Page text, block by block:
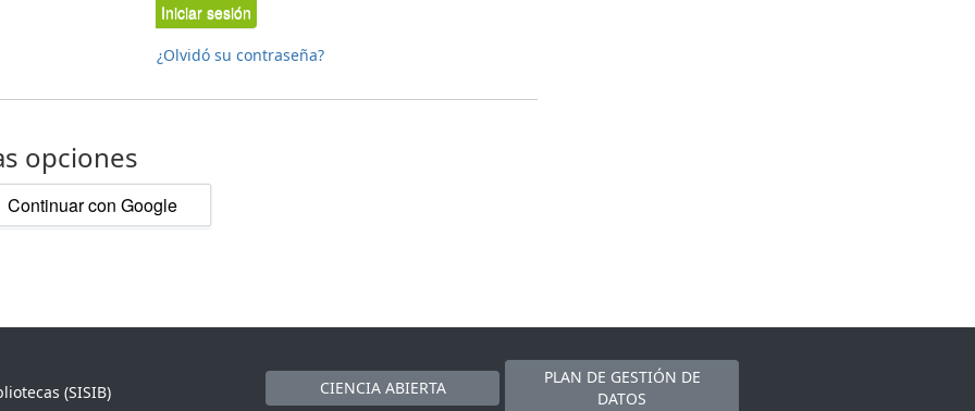
Iniciar sesión
¿Olvidó su contraseña?
opciones
Continuar con Google
(SISIB)
CIENCIA ABIERTA
PLAN DE GESTIÓN DE
DATOS